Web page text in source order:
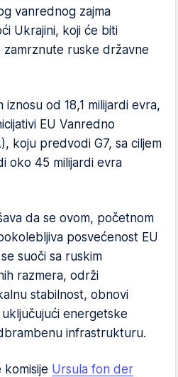
vanrednog zajma
Ukrajini, koji će biti
ruske državne
iznosu od 18,1 milijardi evra,
EU Vanredno
koju predvodi G7, sa ciljem
oko 45 milijardi evra
da se ovom, početnom
posvećenost EU
suoči sa ruskim
razmera, održi
stabilnost, obnovi
energetske
infrastrukturu.
Ursula fon der